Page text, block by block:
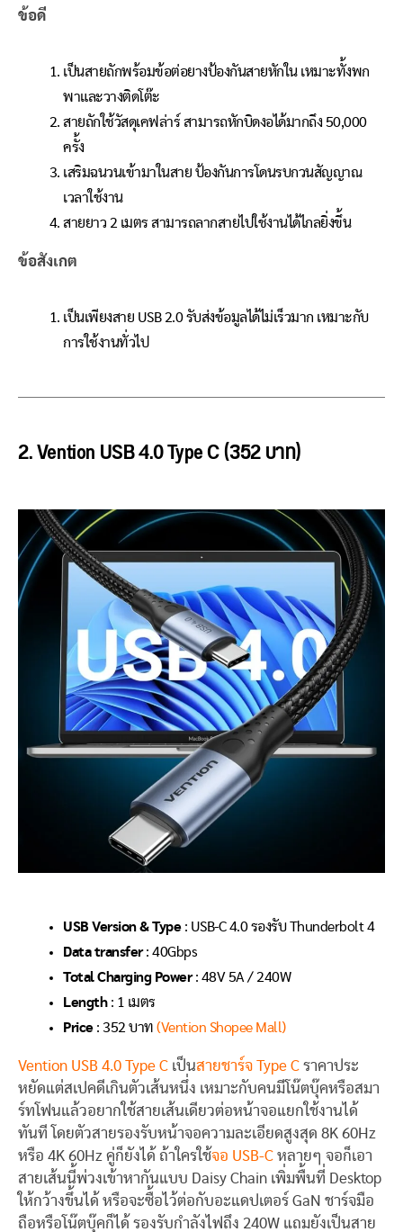
ข้อดี
เป็นสายถักพร้อมข้อต่อยางป้องกันสายหักใน เหมาะทั้งพก
พาและวางติดโต๊ะ
สายถักใช้วัสดุเคฟล่าร์ สามารถหักบิดงอได้มากถึง 50,000
ครั้ง
เสริมฉนวนเข้ามาในสาย ป้องกันการโดนรบกวนสัญญาณ
เวลาใช้งาน
สายยาว 2 เมตร สามารถลากสายไปใช้งานได้ไกลยิ่งขึ้น
ข้อสังเกต
เป็นเพียงสาย USB 2.0 รับส่งข้อมูลได้ไม่เร็วมาก เหมาะกับ
การใช้งานทั่วไป
2. Vention USB 4.0 Type C (352 บาท)
USB Version & Type: USB-C 4.0 รองรับ Thunderbolt 4
Data transfer: 40Gbps
Total Charging Power: 48V 5A / 240W
Length: 1 เมตร
Price : 352 บาท (Vention Shopee Mall)
Vention USB 4.0 Type C เป็นสายชาร์จ Type C ราคาประ
หยัดแต่สเปคดีเกินตัวเส้นหนึ่ง เหมาะกับคนมีโน๊ตบุ๊คหรือสมา
ร์ทโฟนแล้วอยากใช้สายเส้นเดียวต่อหน้าจอแยกใช้งานได้
ทันที โดยตัวสายรองรับหน้าจอความละเอียดสูงสุด 8K 60Hz
หรือ 4K 60Hz คู่ก็ยังได้ ถ้าใครใช้จอ USB-C หลายๆ จอก็เอา
สายเส้นนี้พ่วงเข้าหากันแบบ Daisy Chain เพิ่มพื้นที่ Desktop
ให้กว้างขึ้นได้ หรือจะซื้อไว้ต่อกับอะแดปเตอร์ GaN ชาร์จมือ
ถือหรือโน๊ตบุ๊คก็ได้ รองรับกำลังไฟถึง 240W แถมยังเป็นสาย